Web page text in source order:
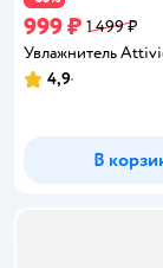
999 ₽ 1 499 ₽
Увлажнитель
Рейтинг:
4,9
В